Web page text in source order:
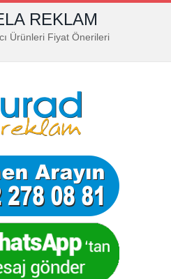
REKLAM
Ürünleri Fiyat Önerileri